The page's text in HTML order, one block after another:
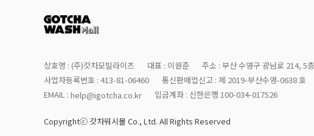
상호명 : (주)갓차모빌라이즈 대표 : 이원준
주소 : 부산 수영구 광남로 214, 5층
사업자등록번호 : 413-81-06460
통신판매업신고 : 제 2019-부산수영-0638 호
EMAIL : help@igotcha.co.kr 입금계좌 : 신한은행 100-034-017526
Copyrightⓒ 갓차워시몰 Co., Ltd. All Rights Reserved